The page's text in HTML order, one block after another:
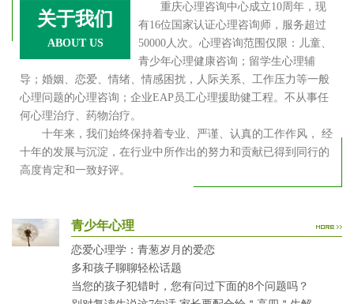
关于我们
ABOUT US
重庆心理咨询中心成立10周年，现
有16位国家认证心理咨询师，服务超过
50000人次。心理咨询范围仅限：儿童、
青少年心理健康咨询；留学生心理辅
导；婚姻、恋爱、情绪、情感困扰，人际关系、工作压力等一般
心理问题的心理咨询；企业EAP员工心理援助健工程。不从事任
何心理治疗、药物治疗。
十年来，我们始终保持着专业、严谨、认真的工作作风， 经
十年的发展与沉淀，在行业中所作出的努力和贡献已得到同行的
高度肯定和一致好评。
青少年心理
恋爱心理学：青葱岁月的爱恋
多和孩子聊聊轻松话题
当您的孩子犯错时，您有问过下面的8个问题吗？